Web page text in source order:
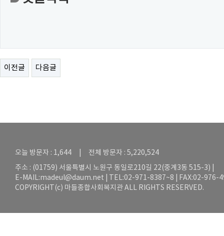
이전글 다음글
오늘 방문자 : 1,644 | 전체 방문자 : 5,220,524
주소 : (01759) 서울특별시 노원구 동일로210길 22(중계3동 515-3) |
E-MAIL:madeul@daum.net | TEL:02-971-8387~8 | FAX:02-976-
COPYRIGHT(c) 마들종합사회복지관 ALL RIGHTS RESERVED.